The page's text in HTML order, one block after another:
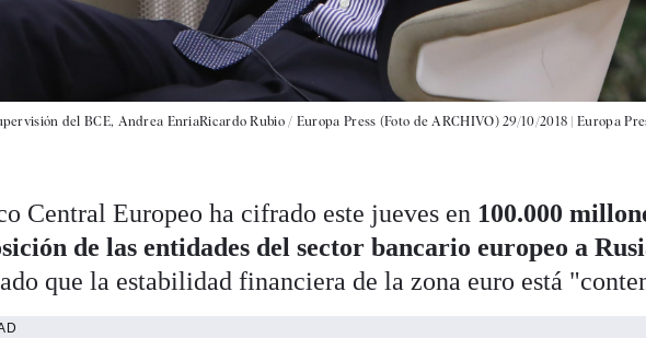
del BCE, Andrea EnriaRicardo Rubio / Europa Press (Foto de ARCHIVO) 29/10/2018 |Europa
Central Europeo ha cifrado este jueves en 100.000
de las entidades del sector bancario europeo a
que la estabilidad financiera de la zona euro está